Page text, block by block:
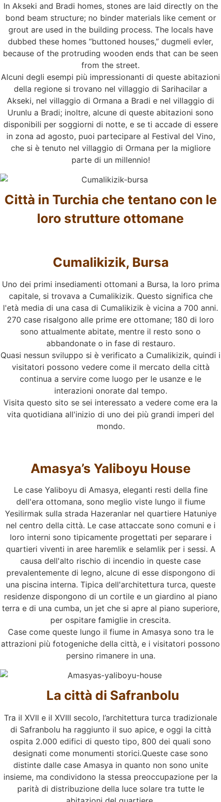
In Akseki and Bradi homes, stones are laid directly on the
bond beam structure; no binder materials like cement or
grout are used in the building process. The locals have
dubbed these homes “buttoned houses,” dugmeli evler,
because of the protruding wooden ends that can be seen
from the street.
Alcuni degli esempi più impressionanti di queste abitazioni
della regione si trovano nel villaggio di Sarihacilar a
Akseki, nel villaggio di Ormana a Bradi e nel villaggio di
Urunlu a Bradi; inoltre, alcune di queste abitazioni sono
disponibili per soggiorni di notte, e se ti accade di essere
in zona ad agosto, puoi partecipare al Festival del Vino,
che si è tenuto nel villaggio di Ormana per la migliore
parte di un millennio!
Città in Turchia che tentano con le
loro strutture ottomane
Cumalikizik, Bursa
Uno dei primi insediamenti ottomani a Bursa, la loro prima
capitale, si trovava a Cumalikizik. Questo significa che
l'età media di una casa di Cumalikizik è vicina a 700 anni.
270 case risalgono alle prime ere ottomane; 180 di loro
sono attualmente abitate, mentre il resto sono o
abbandonate o in fase di restauro.
Quasi nessun sviluppo si è verificato a Cumalikizik, quindi i
visitatori possono vedere come il mercato della città
continua a servire come luogo per le usanze e le
interazioni onorate dal tempo.
Visita questo sito se sei interessato a vedere come era la
vita quotidiana all'inizio di uno dei più grandi imperi del
mondo.
Amasya’s Yaliboyu House
Le case Yaliboyu di Amasya, eleganti resti della fine
dell'era ottomana, sono meglio viste lungo il fiume
Yesilirmak sulla strada Hazeranlar nel quartiere Hatuniye
nel centro della città. Le case attaccate sono comuni e i
loro interni sono tipicamente progettati per separare i
quartieri viventi in aree haremlik e selamlik per i sessi. A
causa dell'alto rischio di incendio in queste case
prevalentemente di legno, alcune di esse dispongono di
una piscina interna. Tipica dell'architettura turca, queste
residenze dispongono di un cortile e un giardino al piano
terra e di una cumba, un jet che si apre al piano superiore,
per ospitare famiglie in crescita.
Case come queste lungo il fiume in Amasya sono tra le
attrazioni più fotogeniche della città, e i visitatori possono
persino rimanere in una.
La città di Safranbolu
Tra il XVII e il XVIII secolo, l’architettura turca tradizionale
di Safranbolu ha raggiunto il suo apice, e oggi la città
ospita 2.000 edifici di questo tipo, 800 dei quali sono
designati come monumenti storici.Queste case sono
distinte dalle case Amasya in quanto non sono unite
insieme, ma condividono la stessa preoccupazione per la
parità di distribuzione della luce solare tra tutte le